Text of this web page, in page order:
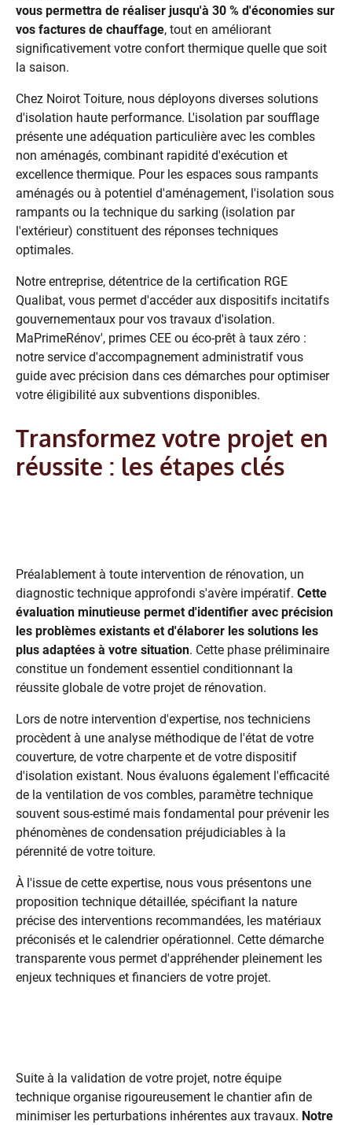
vous permettra de réaliser jusqu'à 30 % d'économies sur
vos factures de chauffage, tout en améliorant
significativement votre confort thermique quelle que soit
la saison.
Chez Noirot Toiture, nous déployons diverses solutions
d'isolation haute performance. L'isolation par soufflage
présente une adéquation particulière avec les combles
non aménagés, combinant rapidité d'exécution et
excellence thermique. Pour les espaces sous rampants
aménagés ou à potentiel d'aménagement, l'isolation sous
rampants ou la technique du sarking (isolation par
l'extérieur) constituent des réponses techniques
optimales.
Notre entreprise, détentrice de la certification RGE
Qualibat, vous permet d'accéder aux dispositifs incitatifs
gouvernementaux pour vos travaux d'isolation.
MaPrimeRénov', primes CEE ou éco-prêt à taux zéro :
notre service d'accompagnement administratif vous
guide avec précision dans ces démarches pour optimiser
votre éligibilité aux subventions disponibles.
Transformez votre projet en
réussite : les étapes clés
Préalablement à toute intervention de rénovation, un
diagnostic technique approfondi s'avère impératif. Cette
évaluation minutieuse permet d'identifier avec précision
les problèmes existants et d'élaborer les solutions les
plus adaptées à votre situation. Cette phase préliminaire
constitue un fondement essentiel conditionnant la
réussite globale de votre projet de rénovation.
Lors de notre intervention d'expertise, nos techniciens
procèdent à une analyse méthodique de l'état de votre
couverture, de votre charpente et de votre dispositif
d'isolation existant. Nous évaluons également l'efficacité
de la ventilation de vos combles, paramètre technique
souvent sous-estimé mais fondamental pour prévenir les
phénomènes de condensation préjudiciables à la
pérennité de votre toiture.
À l'issue de cette expertise, nous vous présentons une
proposition technique détaillée, spécifiant la nature
précise des interventions recommandées, les matériaux
préconisés et le calendrier opérationnel. Cette démarche
transparente vous permet d'appréhender pleinement les
enjeux techniques et financiers de votre projet.
Suite à la validation de votre projet, notre équipe
technique organise rigoureusement le chantier afin de
minimiser les perturbations inhérentes aux travaux. Notre